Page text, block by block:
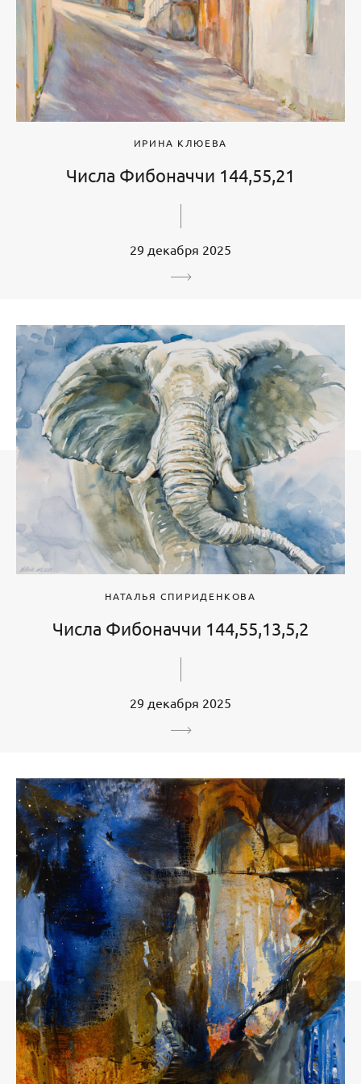
ИРИНА КЛЮЕВА
Числа Фибоначчи 144,55,21
29 декабря 2025
НАТАЛЬЯ СПИРИДЕНКОВА
Числа Фибоначчи 144,55,13,5,2
29 декабря 2025